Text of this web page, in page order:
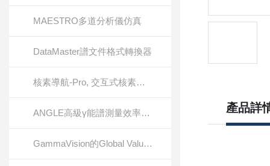
MAESTRO多道分析儀仿真
DataMaster譜文件格式轉換器
核素導航-Pro, 交互式核素圖, 參考軟件
ANGLE高級γ能譜測量效率校準軟件
GammaVision的Global Value生產力套件
產品詳